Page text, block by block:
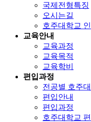
국제전형특징
오시는길
호주대학교
교육안내
교육과정
교육목적
교육학비
편입과정
전공별 호주
편입안내
편입과정
호주대학교